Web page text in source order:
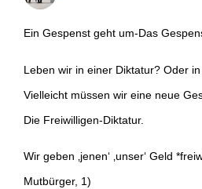
Ein Gespenst geht um-Das
Leben wir in einer Diktatur? Oder
Vielleicht müssen wir eine neue
Die Freiwilligen-Diktatur.
Wir geben ‚jenen‘ ‚unser‘ Geld
Mutbürger, 1)